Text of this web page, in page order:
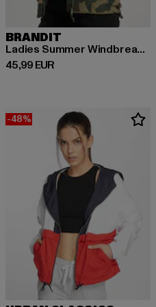
BRANDIT
Ladies Summer Windbreaker
45,99 EUR
Derzeitiger Preis: 45,99 EUR
-48%